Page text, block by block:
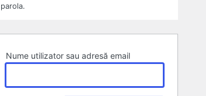
parola.
Nume utilizator sau adresă email